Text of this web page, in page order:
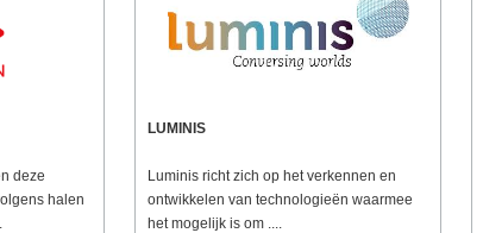
deze
halen
LUMINIS
Luminis richt zich op het verkennen en
ontwikkelen van technologieën waarmee
het mogelijk is om ....